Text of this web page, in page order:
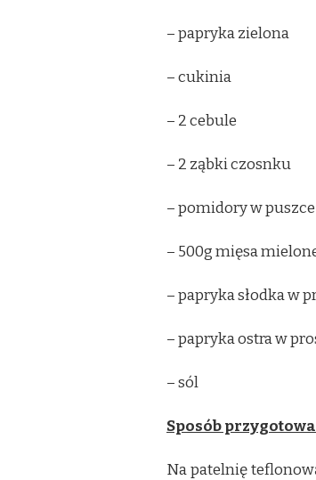
– papryka zielona
– cukinia
– 2 cebule
– 2 ząbki czosnku
– pomidory w puszce
– 500g mięsa
– papryka słodka w
– papryka ostra w
– sól
Sposób
Na patelnię